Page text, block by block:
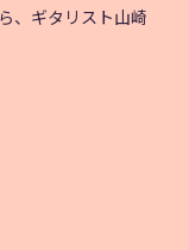
、ギタリスト山崎